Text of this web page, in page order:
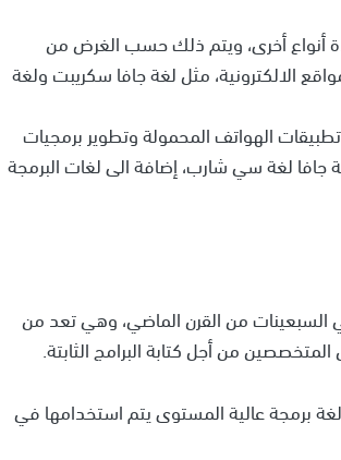
أنواع أخرى، ويتم ذلك حسب الغرض من
الالكترونية، مثل لغة جافا سكريبت ولغة
الهواتف المحمولة وتطوير برمجيات
لغة سي شارب، إضافة الى لغات البرمجة
من القرن الماضي، وهي تعد من
من أجل كتابة البرامج الثابتة.
برمجة عالية المستوى يتم استخدامها في